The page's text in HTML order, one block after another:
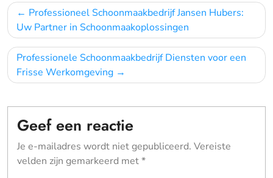
Bericht
navigatie
Professioneel Schoonmaakbedrijf Jansen Hubers:
Uw Partner in Schoonmaakoplossingen
Professionele Schoonmaakbedrijf Diensten voor een
Frisse Werkomgeving
Geef een reactie
Je e-mailadres wordt niet gepubliceerd. Vereiste
velden zijn gemarkeerd met*